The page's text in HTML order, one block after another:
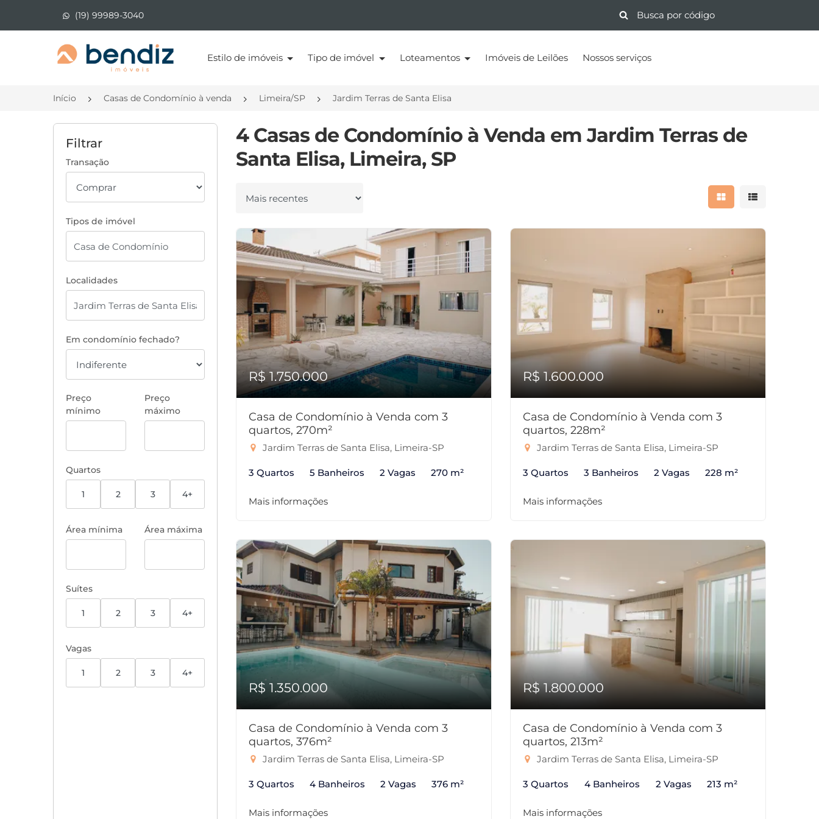
(19) 99989-3040
Página inicial
Estilo de imóveis Tipo de imóvel Loteamentos Imóveis de Leilões Nossos serviços
Início Casas de Condomínio à venda Limeira/SP Jardim Terras de Santa Elisa
Filtrar
Transação
Tipos de imóvel
Localidades
Em condomínio fechado?
Preço
mínimo
Preço
máximo
Quartos
1 2 3 4+
Área mínima Área máxima
Suítes
1 2 3 4+
Vagas
1 2 3 4+
4 Casas de Condomínio à Venda em Jardim Terras de
Santa Elisa, Limeira, SP
Ordenar por Mostrar resultados
Mostrar
R$ 1.750.000
Casa de Condomínio à Venda com 3
quartos, 270m²
Jardim Terras de Santa Elisa, Limeira-SP
3 Quartos 5 Banheiros 2 Vagas 270 m²
Mais informações
R$ 1.600.000
Casa de Condomínio à Venda com 3
quartos, 228m²
Jardim Terras de Santa Elisa, Limeira-SP
3 Quartos 3 Banheiros 2 Vagas 228 m²
Mais informações
R$ 1.350.000
Casa de Condomínio à Venda com 3
quartos, 376m²
Jardim Terras de Santa Elisa, Limeira-SP
3 Quartos 4 Banheiros 2 Vagas 376 m²
Mais informações
R$ 1.800.000
Casa de Condomínio à Venda com 3
quartos, 213m²
Jardim Terras de Santa Elisa, Limeira-SP
3 Quartos 4 Banheiros 2 Vagas 213 m²
Mais informações